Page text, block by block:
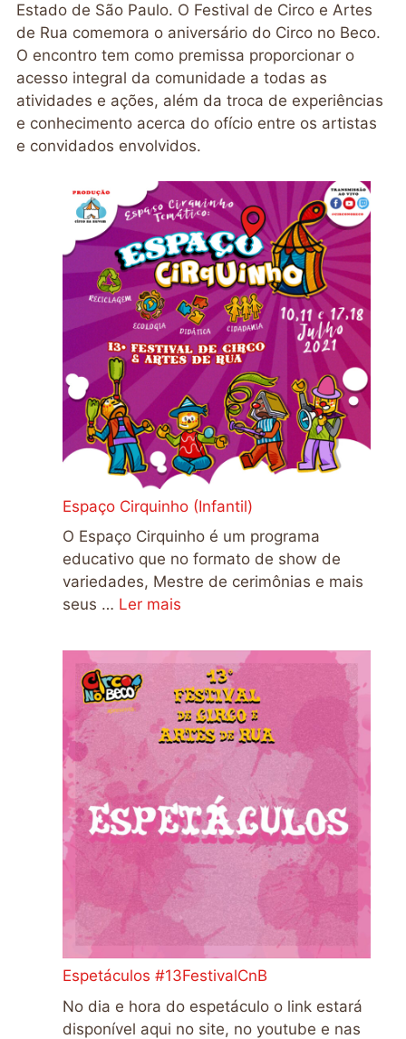
Estado de São Paulo. O Festival de Circo e Artes
de Rua comemora o aniversário do Circo no Beco.
O encontro tem como premissa proporcionar o
acesso integral da comunidade a todas as
atividades e ações, além da troca de experiências
e conhecimento acerca do ofício entre os artistas
e convidados envolvidos.
Espaço Cirquinho (Infantil)
O Espaço Cirquinho é um programa
educativo que no formato de show de
variedades, Mestre de cerimônias e mais
seus … Ler mais
Espetáculos #13FestivalCnB
No dia e hora do espetáculo o link estará
disponível aqui no site, no youtube e nas